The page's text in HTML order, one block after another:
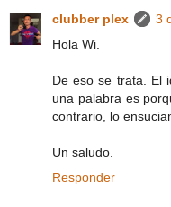
clubber plex
3
Hola Wi.
De eso se trata. El
una palabra es
contrario, lo
Un saludo.
Responder